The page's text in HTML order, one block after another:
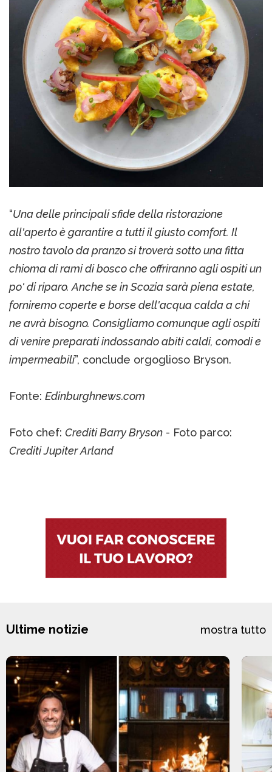
“Una delle principali sfide della ristorazione
all'aperto è garantire a tutti il giusto comfort. Il
nostro tavolo da pranzo si troverà sotto una fitta
chioma di rami di bosco che offriranno agli ospiti un
po' di riparo. Anche se in Scozia sarà piena estate,
forniremo coperte e borse dell'acqua calda a chi
ne avrà bisogno. Consigliamo comunque agli ospiti
di venire preparati indossando abiti caldi, comodi e
impermeabili”, conclude orgoglioso Bryson.
Fonte: Edinburghnews.com
Foto chef: Crediti Barry Bryson - Foto parco:
Crediti Jupiter Arland
Ultime notizie mostra tutto